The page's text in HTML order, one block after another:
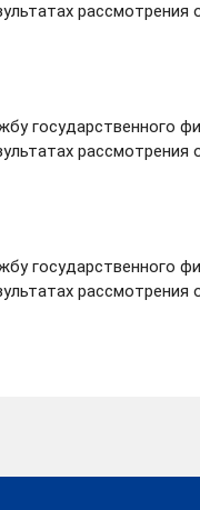
рассмотрения
государственного
рассмотрения
государственного
рассмотрения